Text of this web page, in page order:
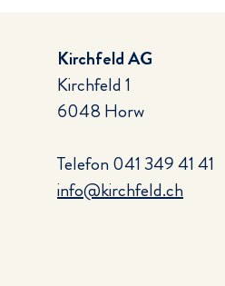
Kirchfeld AG
Kirchfeld 1
6048 Horw
Telefon041 349 41 41
info@kirchfeld.ch